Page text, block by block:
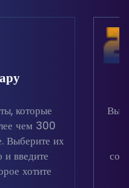
которые
чем 300
Выберите их
введите
хотите